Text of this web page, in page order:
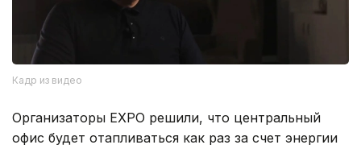
Кадр из видео
Организаторы EXPO решили, что центральный
офис будет отапливаться как раз за счет энергии